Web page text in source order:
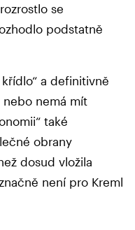
se
podstatně
a definitivně
nebo nemá mít
také
obrany
dosud vložila
není pro Kreml